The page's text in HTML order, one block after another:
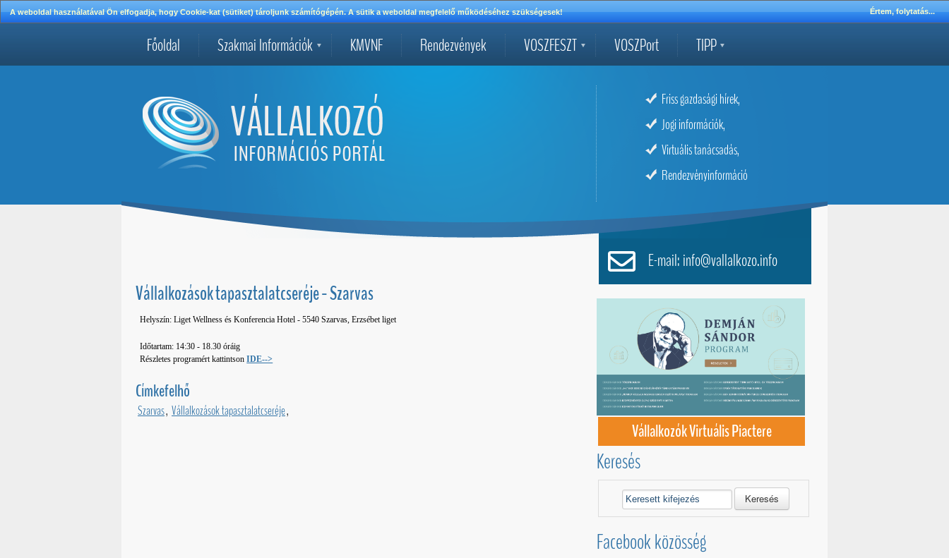
A weboldal használatával Ön elfogadja, hogy Cookie-kat (sütiket) tároljunk számítógépén. A sütik a weboldal megfelelő működéséhez szükségesek! Értem, folytatás...
Főoldal Szakmai Információk KMVNF Rendezvények VOSZFESZT VOSZPort TIPP
Friss gazdasági hírek,
Jogi információk,
Virtuális tanácsadás,
Rendezvényinformáció
Vállalkozások tapasztalatcseréje - Szarvas
Helyszín: Liget Wellness és Konferencia Hotel - 5540 Szarvas, Erzsébet liget
Időtartam: 14:30 - 18.30 óráig
Részletes programért kattintsonIDE-->
Címkefelhő
Szarvas, Vállalkozások tapasztalatcseréje,
E-mail: info@vallalkozo.info
Vállalkozók Virtuális Piactere
Keresés
Keresés
Facebook közösség